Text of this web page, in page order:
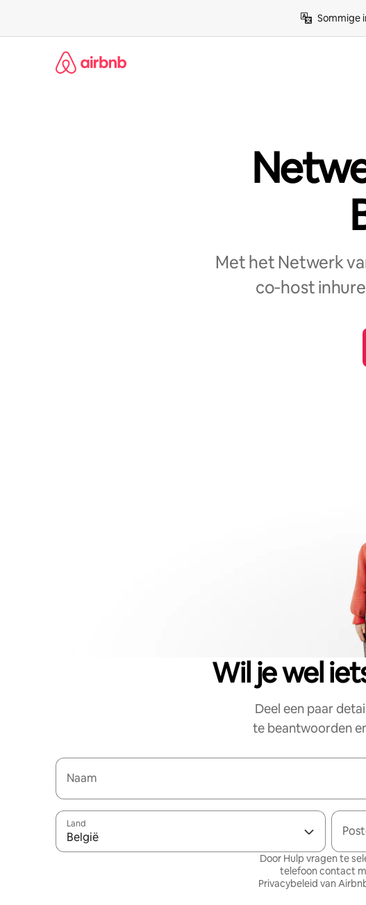
naar
Sommige
Met het Netwerk
co‑host
Wil je wel
Deel een paar
te beantwoorden
Naam
Land
België
Door Hulp vragen te
telefoon contact
Privacybeleid van